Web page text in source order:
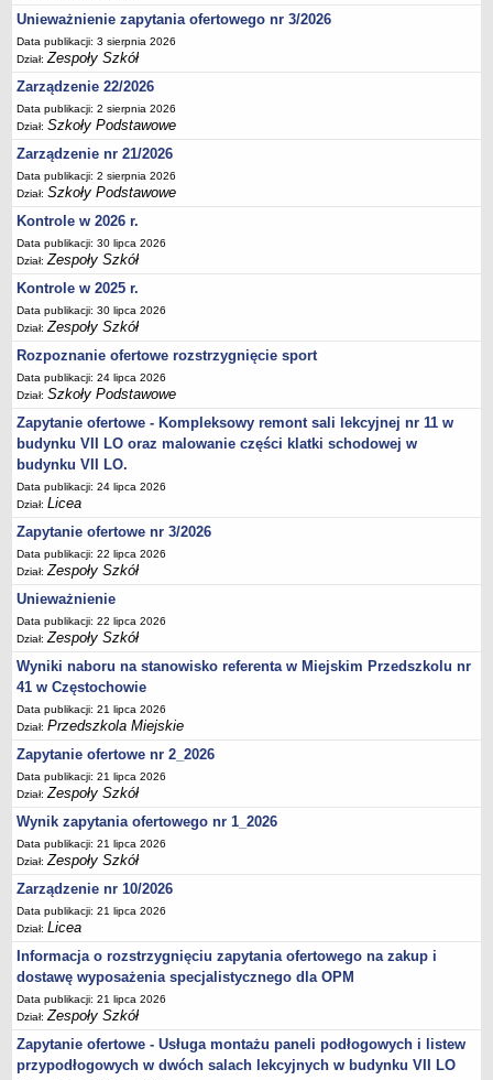
Kontrole
Rejestry, ewidencje, archiwa
Sprawozdania
Deklaracja dostępności
PORADNIE PSYCHOLOGICZNO-PEDAGOGICZNE
Zespół Poradni
BIURO FINANSÓW OŚWIATY
Dane podstawowe
Statut
Majątek
Godziny dyżurów
Ogłoszenia
Zarządzenia
Rejestry, ewidencje, archiwa
Kontrole
PONOWNE WYKORZYSTYWANIE
Sprawozdania
Deklaracja dostępności
DEKLARACJA DOSTĘPNOŚCI
OŚWIADCZENIA MAJĄTKOWE
PONOWNE WYKORZYSTYWANIE
UDOSTĘPNIANIE INFORMACJI PUBLICZNEJ
OCHRONA DANYCH OSOBOWYCH
Unieważnienie zapytania ofertowego nr 3/2026
Data publikacji: 3 sierpnia 2026
Dział:Zespoły Szkół
Zarządzenie 22/2026
Data publikacji: 2 sierpnia 2026
Dział:Szkoły Podstawowe
Zarządzenie nr 21/2026
Data publikacji: 2 sierpnia 2026
Dział:Szkoły Podstawowe
Kontrole w 2026 r.
Data publikacji: 30 lipca 2026
Dział:Zespoły Szkół
Kontrole w 2025 r.
Data publikacji: 30 lipca 2026
Dział:Zespoły Szkół
Rozpoznanie ofertowe rozstrzygnięcie sport
Data publikacji: 24 lipca 2026
Dział:Szkoły Podstawowe
Zapytanie ofertowe - Kompleksowy remont sali lekcyjnej nr 11 w
budynku VII LO oraz malowanie części klatki schodowej w
budynku VII LO.
Data publikacji: 24 lipca 2026
Dział:Licea
Zapytanie ofertowe nr 3/2026
Data publikacji: 22 lipca 2026
Dział:Zespoły Szkół
Unieważnienie
Data publikacji: 22 lipca 2026
Dział:Zespoły Szkół
Wyniki naboru na stanowisko referenta w Miejskim Przedszkolu nr
41 w Częstochowie
Data publikacji: 21 lipca 2026
Dział:Przedszkola Miejskie
Zapytanie ofertowe nr 2_2026
Data publikacji: 21 lipca 2026
Dział:Zespoły Szkół
Wynik zapytania ofertowego nr 1_2026
Data publikacji: 21 lipca 2026
Dział:Zespoły Szkół
Zarządzenie nr 10/2026
Data publikacji: 21 lipca 2026
Dział:Licea
Informacja o rozstrzygnięciu zapytania ofertowego na zakup i
dostawę wyposażenia specjalistycznego dla OPM
Data publikacji: 21 lipca 2026
Dział:Zespoły Szkół
Zapytanie ofertowe - Usługa montażu paneli podłogowych i listew
przypodłogowych w dwóch salach lekcyjnych w budynku VII LO